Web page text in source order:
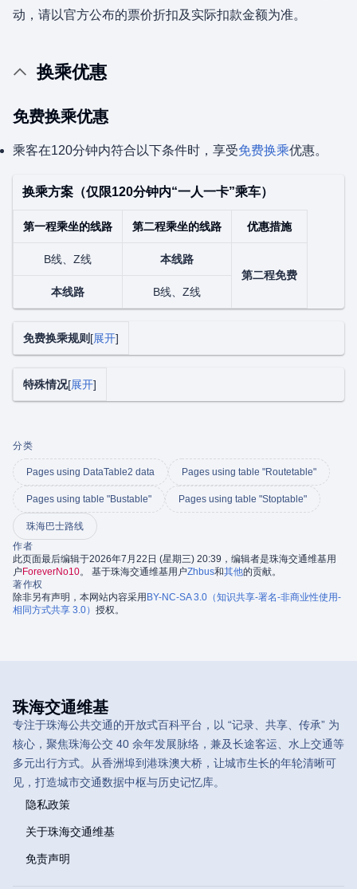
动，请以官方公布的票价折扣及实际扣款金额为准。
换乘优惠
免费换乘优惠
乘客在120分钟内符合以下条件时，享受免费换乘优惠。
换乘方案（仅限120分钟内“一人一卡”乘车）
第一程乘坐的线路 第二程乘坐的线路 优惠措施
B线、Z线
本线路
第二程免费
本线路
B线、Z线
展开
免费换乘规则
展开
特殊情况
分类
Pages using DataTable2 data Pages using table "Routetable"
Pages using table "Bustable" Pages using table "Stoptable"
珠海巴士路线
作者
此页面最后编辑于2026年7月22日 (星期三) 20:39，编辑者是珠海交通维基用
户ForeverNo10。 基于珠海交通维基用户Zhbus和其他的贡献。
著作权
除非另有声明，本网站内容采用BY-NC-SA 3.0（知识共享-署名-非商业性使用-
相同方式共享 3.0） 授权。
珠海交通维基
专注于珠海公共交通的开放式百科平台，以 “记录、共享、传承” 为
核心，聚焦珠海公交 40 余年发展脉络，兼及长途客运、水上交通等
多元出行方式。从香洲埠到港珠澳大桥，让城市生长的年轮清晰可
见，打造城市交通数据中枢与历史记忆库。
隐私政策
关于珠海交通维基
免责声明